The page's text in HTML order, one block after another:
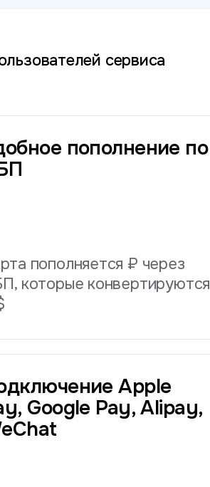
сервиса
пополнение по
пополняется ₽ через
которые конвертируются
Apple
Google Pay, Alipay,